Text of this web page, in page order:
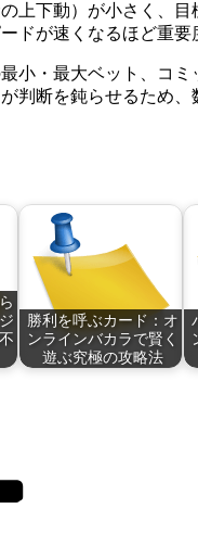
上下動）が小さく、
ドが速くなるほど重要
小・最大ベット、コ
判断を鈍らせるため
勝利を呼ぶカード：オ
ンラインバカラで賢く
遊ぶ究極の攻略法